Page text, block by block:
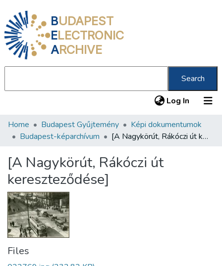
BUDAPEST
ELECTRONIC
ARCHIVE
Search
Log In (current)
Communities & Collections
Statistics
About us
Home Budapest Gyűjtemény
Képi dokumentumok
Budapest-képarchívum
[A Nagykörút, Rákóczi út kereszteződése]
[A Nagykörút, Rákóczi út
kereszteződése]
Files